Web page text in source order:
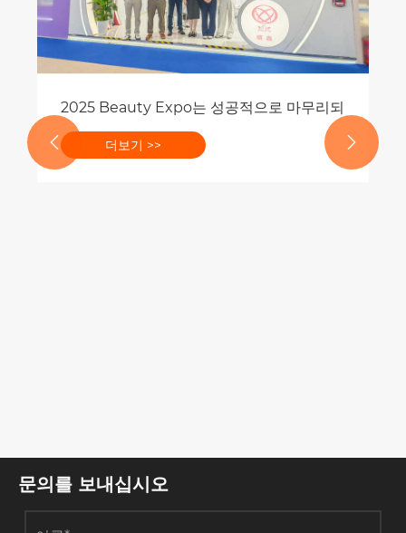
2025 Beauty Expo는 성공적으로 마무리되었습니다
더보기 >>
 
문의를 보내십시오